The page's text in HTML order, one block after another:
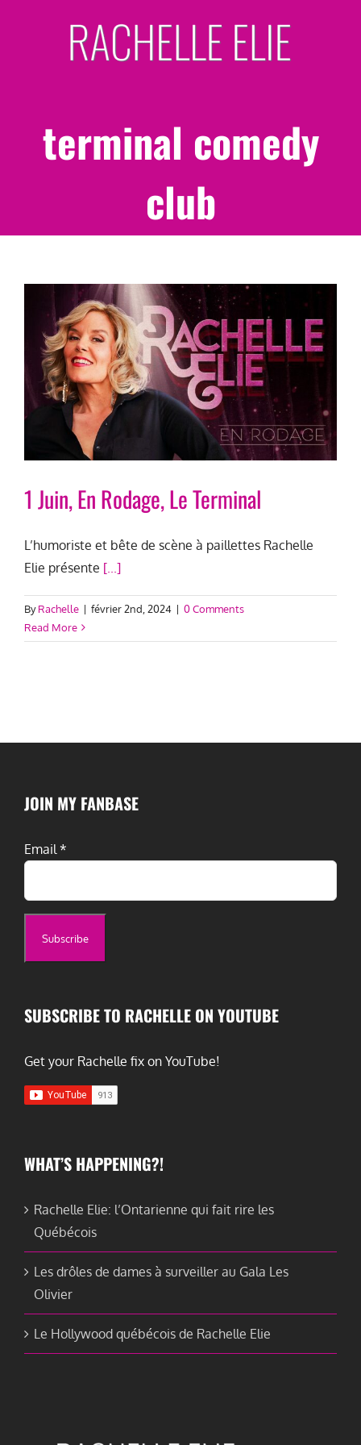
terminal comedy
club
1 Juin, En Rodage, Le Terminal
L’humoriste et bête de scène à paillettes Rachelle
Elie présente [...]
ByRachelle | février 2nd, 2024 | 0 Comments
Read More
JOIN MY FANBASE
Email *
SUBSCRIBE TO RACHELLE ON YOUTUBE
Get your Rachelle fix on YouTube!
WHAT’S HAPPENING?!
Rachelle Elie: l’Ontarienne qui fait rire les
Québécois
Les drôles de dames à surveiller au Gala Les
Olivier
Le Hollywood québécois de Rachelle Elie